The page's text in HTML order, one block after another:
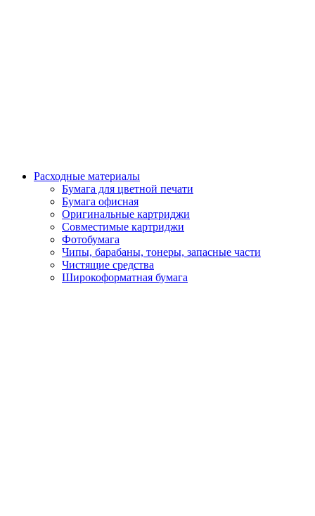
Расходные материалы
Бумага для цветной печати
Бумага офисная
Оригинальные картриджи
Совместимые картриджи
Фотобумага
Чипы, барабаны, тонеры, запасные части
Чистящие средства
Широкоформатная бумага